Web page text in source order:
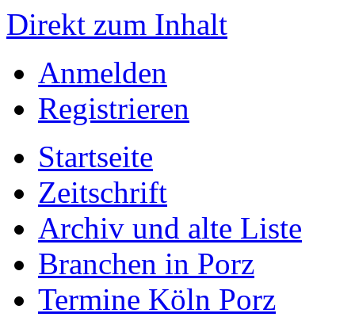
Direkt zum Inhalt
Anmelden
Registrieren
Startseite
Zeitschrift
Archiv und alte Liste
Branchen in Porz
Termine Köln Porz